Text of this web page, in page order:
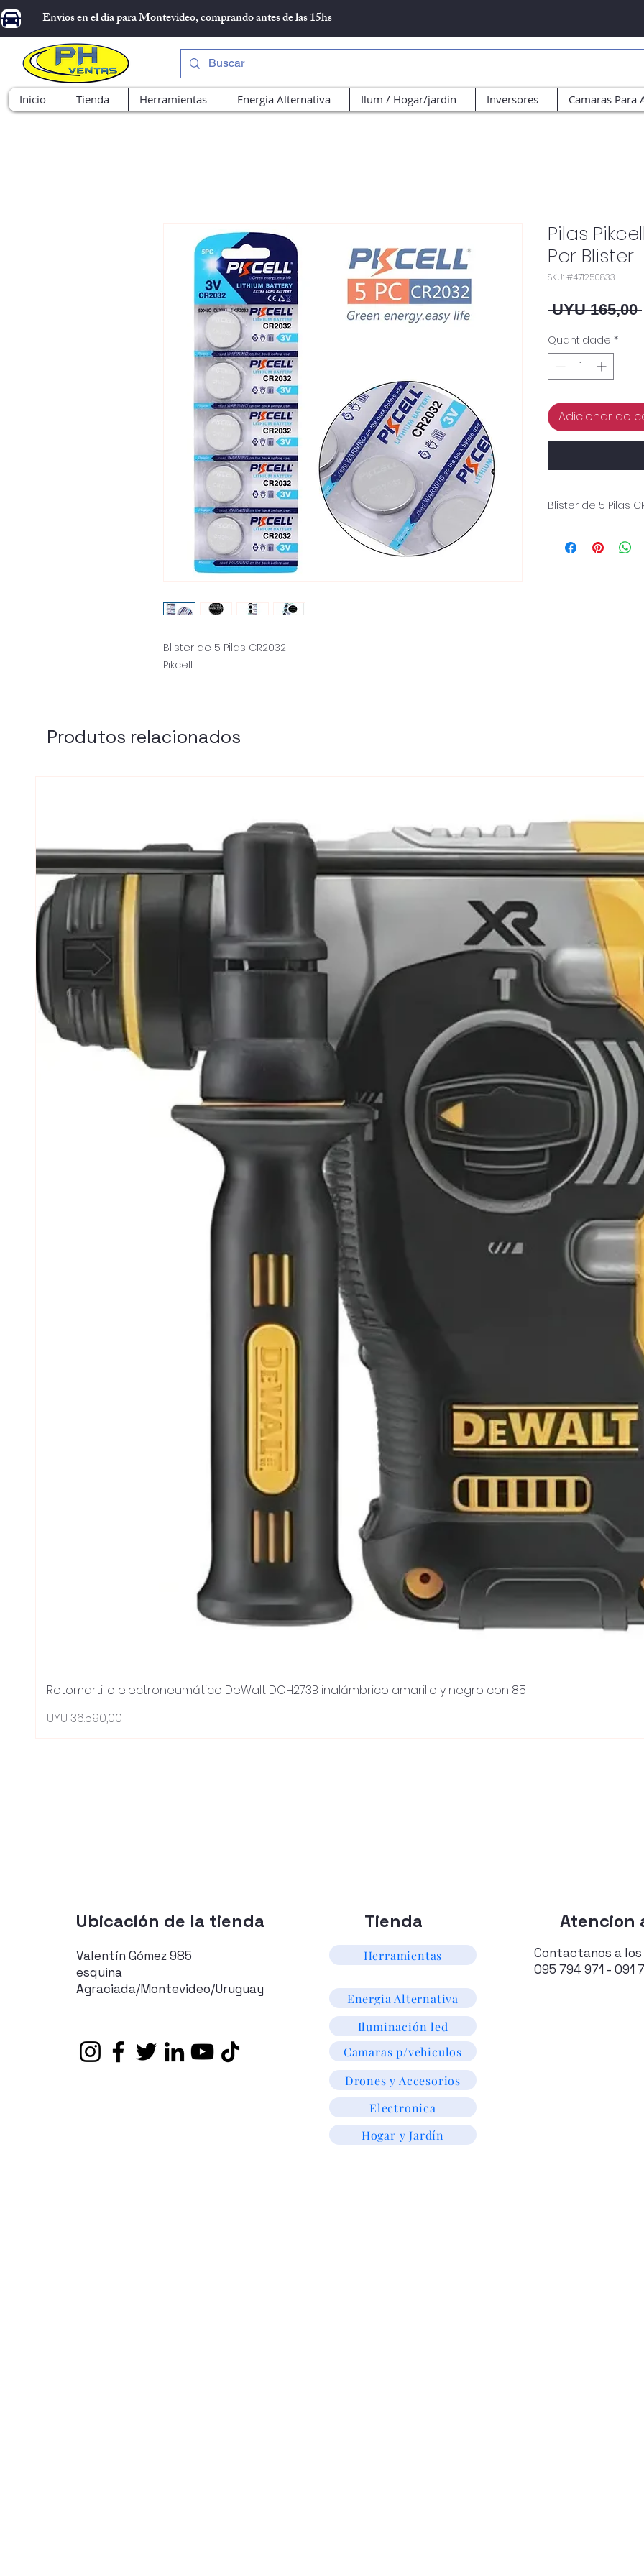
Envios en el día para Montevideo, comprando antes de las 15hs
Inicio Tienda Herramientas Energia Alternativa Ilum / Hogar/jardin Inversores Camaras Para
Blister de 5 Pilas CR2032
Pikcell
Pilas
Por Blister
SKU: #471250833
UYU 165,00
Quantidade *
Adicionar ao
Blister de 5 Pilas
Produtos relacionados
Visualização rápida
Rotomartillo electroneumático DeWalt DCH273B inalámbrico amarillo y negro con 85
Preço
UYU 36.590,00
Ubicación de la tienda
Valentín Gómez 985
esquina
Agraciada/Montevideo/Uruguay
Tienda
Herramientas
Energia Alternativa
Atencion
Contactanos a los
095 794 971 - 091
Iluminación led
Camaras p/vehiculos
Drones y Accesorios
Electronica
Hogar y Jardín